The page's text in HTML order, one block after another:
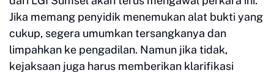
Jika memang penyidik menemukan alat bukti yang
cukup, segera umumkan tersangkanya dan
limpahkan ke pengadilan. Namun jika tidak,
kejaksaan juga harus memberikan klarifikasi